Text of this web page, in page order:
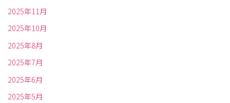
2025年11月
2025年10月
2025年8月
2025年7月
2025年6月
2025年5月